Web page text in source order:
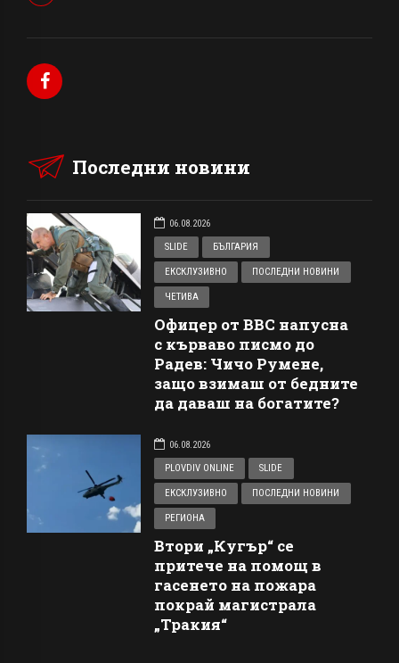
Последни новини
06.08.2026
SLIDE
БЪЛГАРИЯ
ЕКСКЛУЗИВНО ПОСЛЕДНИ НОВИНИ
ЧЕТИВА
Офицер от ВВС напусна
с кърваво писмо до
Радев: Чичо Румене,
защо взимаш от бедните
да даваш на богатите?
06.08.2026
PLOVDIV ONLINE
SLIDE
ЕКСКЛУЗИВНО ПОСЛЕДНИ НОВИНИ
РЕГИОНА
Втори „Кугър“ се
притече на помощ в
гасенето на пожара
покрай магистрала
„Тракия“